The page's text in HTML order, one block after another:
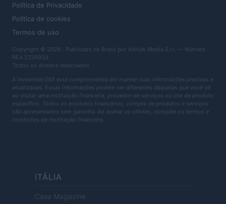
Política de Privacidade
Política de cookies
Termos de uso
Copyright © 2026 · Publicado no Brasil por AdHub Media S.r.l. — Número
REA 2729933
Todos os direitos reservados
A Investindo365 está comprometida em manter suas informações precisas e
atualizadas. Essas informações podem ser diferentes daquelas que você vê
ao visitar uma instituição financeira, provedor de serviços ou site de produto
específico. Todos os produtos financeiros, compra de produtos e serviços
são apresentados sem garantia. Ao avaliar as ofertas, consulte os termos e
condições da instituição financeira.
ITÁLIA
Casa Magazine